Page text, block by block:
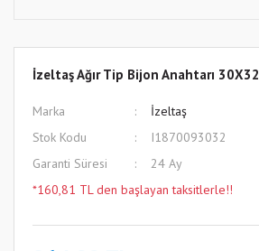
İzeltaş Ağır Tip Bijon Anahtarı 30X32
Marka
İzeltaş
Stok Kodu
I1870093032
Garanti Süresi
24 Ay
*160,81 TL den başlayan taksitlerle!!